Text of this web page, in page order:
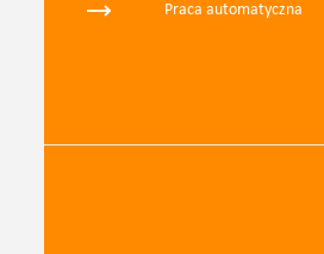
Praca automatyczna